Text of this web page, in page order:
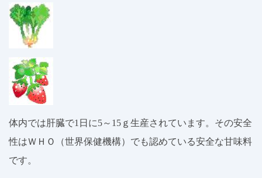
体内では肝臓で1日に5～15ｇ生産されています。その安全
性はＷＨＯ（世界保健機構）でも認めている安全な甘味料
です。